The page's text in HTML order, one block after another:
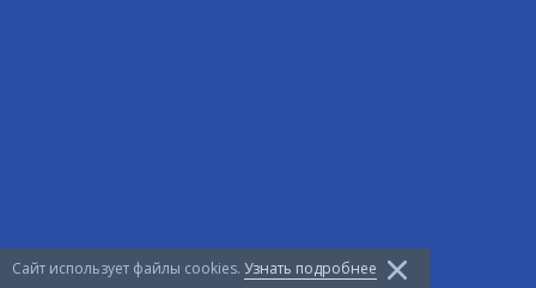
Сайт использует файлы сookies. Узнать подробнее